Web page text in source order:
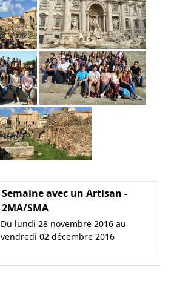
Semaine avec un Artisan -
2MA/SMA
Du lundi 28 novembre 2016 au
vendredi 02 décembre 2016